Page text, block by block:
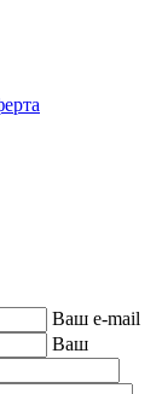
Ваш e-mail
Ваш